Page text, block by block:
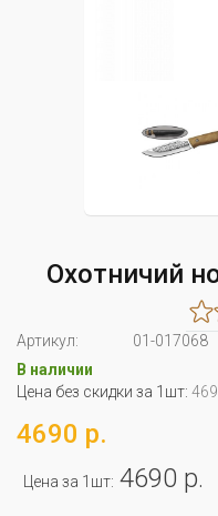
Охотничий
Артикул:
01-017068
В наличии
Цена без скидки за 1шт:
4690 р.
Цена за 1шт: 4690 р.